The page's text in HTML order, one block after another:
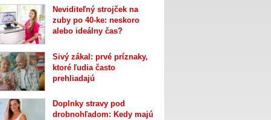
Neviditeľný strojček na
zuby po 40-ke: neskoro
alebo ideálny čas?
Sivý zákal: prvé príznaky,
ktoré ľudia často
prehliadajú
Doplnky stravy pod
drobnohľadom: Kedy majú